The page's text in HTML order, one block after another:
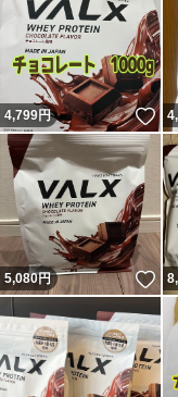
4,799円 い
5,080円